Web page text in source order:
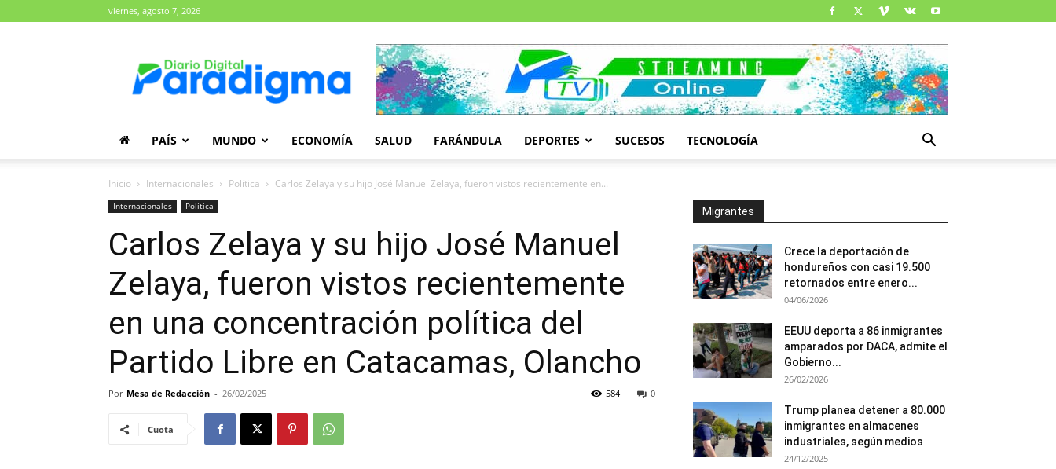
viernes, agosto 7, 2026
Paradigma
PAÍS MUNDO ECONOMÍA SALUD FARÁNDULA DEPORTES SUCESOS TECNOLOGÍA
Inicio Internacionales Política Carlos Zelaya y su hijo José Manuel Zelaya, fueron vistos recientemente en...
Internacionales Política
Carlos Zelaya y su hijo José Manuel
Zelaya, fueron vistos recientemente
en una concentración política del
Partido Libre en Catacamas, Olancho
Por Mesa de Redacción - 26/02/2025 0
584
Cuota
Migrantes
Crece la deportación de
hondureños con casi 19.500
retornados entre enero...
04/06/2026
EEUU deporta a 86 inmigrantes
amparados por DACA, admite el
Gobierno...
26/02/2026
Trump planea detener a 80.000
inmigrantes en almacenes
industriales, según medios
24/12/2025